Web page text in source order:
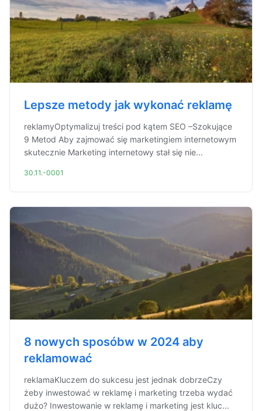
Lepsze metody jak wykonać reklamę
reklamyOptymalizuj treści pod kątem SEO –Szokujące
9 Metod Aby zajmować się marketingiem internetowym
skutecznie Marketing internetowy stał się nie...
30.11.-0001
8 nowych sposóbw w 2024 aby
reklamować
reklamaKluczem do sukcesu jest jednak dobrzeCzy
żeby inwestować w reklamę i marketing trzeba wydać
dużo? Inwestowanie w reklamę i marketing jest kluc...